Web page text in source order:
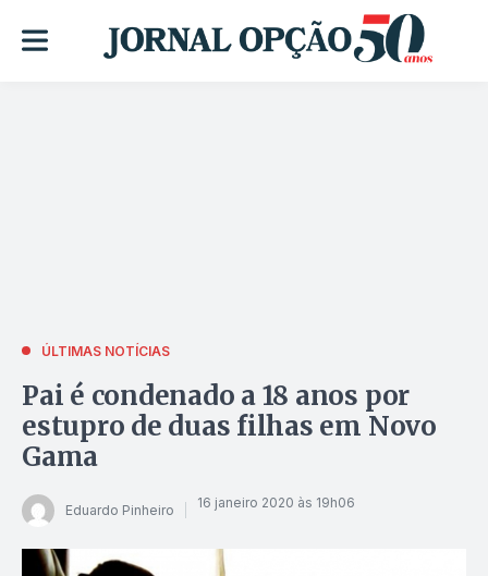
ÚLTIMAS NOTÍCIAS
Pai é condenado a 18 anos por
estupro de duas filhas em Novo
Gama
Eduardo Pinheiro 16 janeiro 2020 às 19h06